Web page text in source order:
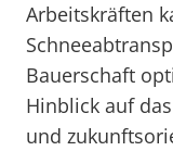
Arbeitskräften
Bauerschaft
Hinblick auf
und